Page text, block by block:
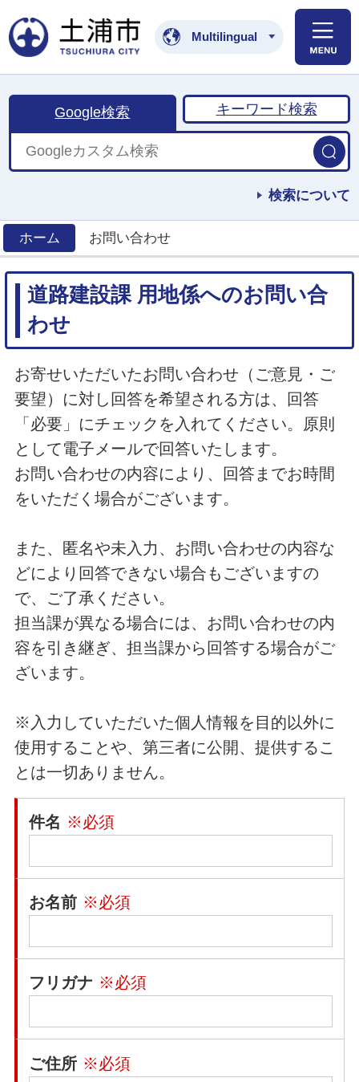
土浦市公式ホームペ
Multilingual
Google検索 キーワード検索
検索について
ホーム
お問い合わせ
道路建設課 用地係へのお問い合
わせ
お寄せいただいたお問い合わせ（ご意見・ご
要望）に対し回答を希望される方は、回答
「必要」にチェックを入れてください。原則
として電子メールで回答いたします。
お問い合わせの内容により、回答までお時間
をいただく場合がございます。
また、匿名や未入力、お問い合わせの内容な
どにより回答できない場合もございますの
で、ご了承ください。
担当課が異なる場合には、お問い合わせの内
容を引き継ぎ、担当課から回答する場合がご
ざいます。
※入力していただいた個人情報を目的以外に
使用することや、第三者に公開、提供するこ
とは一切ありません。
件名 ※必須
お名前 ※必須
フリガナ ※必須
ご住所 ※必須